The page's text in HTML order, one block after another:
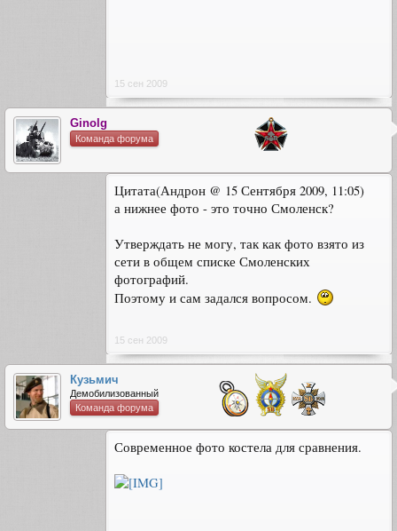
15 сен 2009
Ginolg
Команда форума
Цитата(Андрон @ 15 Сентября 2009, 11:05)
а нижнее фото - это точно Смоленск?
Утверждать не могу, так как фото взято из
сети в общем списке Смоленских
фотографий.
Поэтому и сам задался вопросом.
15 сен 2009
Кузьмич
Демобилизованный
Команда форума
Современное фото костела для сравнения.